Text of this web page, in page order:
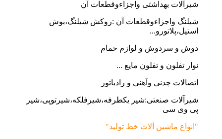
شیرآلات بهداشتی واجزاءوقطعات آن
شیلنگ واجزاءوقطعات آن :روکش شیلنگ،بوش
استیل،پلاتورو...
دوش و سردوش و لوازم حمام
نوار تفلون و تفلون مایع ...
اتصالات چدنی وآهنی و رادیاتور
شیرآلات صنعتی:شیر یکطرفه،شیرفلکه،شیرتوپی،شیر
پی وی سی
"انواع ماشین آلات خط تولید"